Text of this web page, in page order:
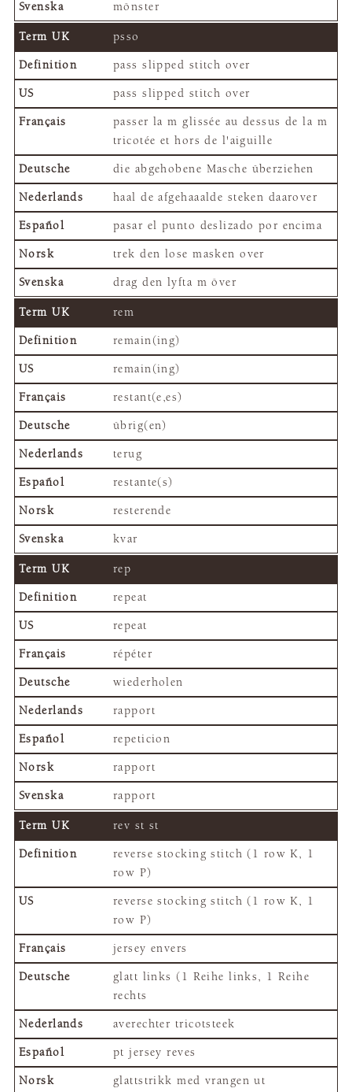
mönster
psso
pass slipped stitch over
pass slipped stitch over
passer la m glissée au dessus de la m
tricotée et hors de l'aiguille
die abgehobene Masche überziehen
haal de afgehaaalde steken daarover
pasar el punto deslizado por encima
trek den lose masken over
drag den lyfta m över
rem
remain(ing)
remain(ing)
restant(e,es)
übrig(en)
terug
restante(s)
resterende
kvar
rep
repeat
repeat
répéter
wiederholen
rapport
repeticion
rapport
rapport
rev st st
reverse stocking stitch (1 row K, 1
row P)
reverse stocking stitch (1 row K, 1
row P)
jersey envers
glatt links (1 Reihe links, 1 Reihe
rechts
averechter tricotsteek
pt jersey reves
glattstrikk med vrangen ut